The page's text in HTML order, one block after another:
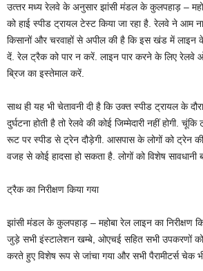
उत्‍तर मध्‍य रेलवे के अनुसार झांसी मंडल के कुलपहाड़ –
को हाई स्पीड ट्रायल टेस्ट किया जा रहा है. रेलवे ने आम
किसानों और चरवाहों से अपील की है कि इस खंड में
दें. रेल ट्रैक को पार न करें. लाइन पार करने के लिए रेलवे
ब्रिज का इस्‍तेमाल करें.
साथ ही यह भी चेतावनी दी है कि उक्त स्पीड ट्रायल के
दुर्घटना होती है तो रेलवे की कोई जिम्‍मेदारी नहीं होगी.
रूट पर स्‍पीड से ट्रेन दौड़ेगी. आसपास के लोगों को ट्रेन
वजह से कोई हादसा हो सकता है. लोगों को विशेष सावधानी
ट्रैक का निरीक्षण किया गया
झांसी मंडल के कुलपहाड़ – महोबा रेल लाइन का निरीक्षण
जुड़े सभी इंस्टालेशन खम्बे, ओएचई सहित सभी उपकरणों
करते हुए विशेष रूप से जांचा गया और सभी पैरामीटर्स चेक